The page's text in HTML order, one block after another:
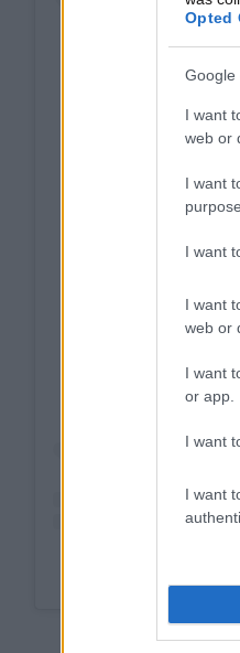
Opted
Google
I want
web or
I want
I want
I want
web or
I want
or app.
I want
I want